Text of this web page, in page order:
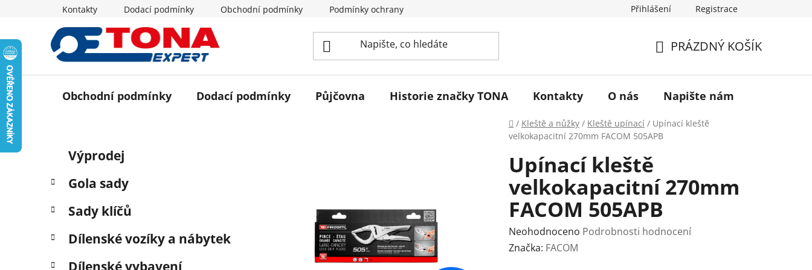
Kontakty Dodací podmínky Obchodní podmínky Podmínky ochrany osobních údajů Historie značky TONA
Přihlášení Registrace
KOŠÍK
PRÁZDNÝ KOŠÍK
Obchodní podmínky Dodací podmínky Půjčovna Historie značky TONA Kontakty O nás Napište nám
Domů
/ Kleště a nůžky / Kleště upínací / Upínací kleště
velkokapacitní 270mm FACOM 505APB
s
r
n
n
Přeskočit
kategorie
e
o
i
Výprodej
Gola sady
Sady klíčů
Dílenské vozíky a nábytek
Dílenské vybavení
Upínací kleště
velkokapacitní 270mm
FACOM 505APB
Průměrné
hodnocení
Neohodnoceno Podrobnosti hodnocení
Značka: FACOM